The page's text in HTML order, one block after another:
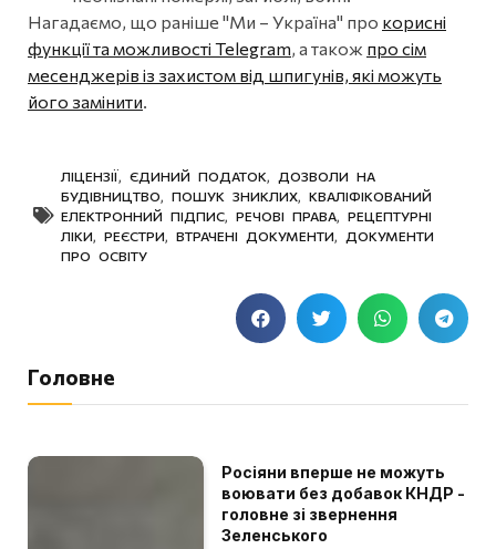
Нагадаємо, що раніше "Ми – Україна" про корисні
функції та можливості Telegram, а також про сім
месенджерів із захистом від шпигунів, які можуть
його замінити
ЛІЦЕНЗІЇ ЄДИНИЙ ПОДАТОК
ДОЗВОЛИ НА
БУДІВНИЦТВО
ПОШУК ЗНИКЛИХ
КВАЛІФІКОВАНИЙ
ЕЛЕКТРОННИЙ ПІДПИС
РЕЧОВІ ПРАВА
РЕЦЕПТУРНІ
ЛІКИ
РЕЄСТРИ ВТРАЧЕНІ ДОКУМЕНТИ
ДОКУМЕНТИ
ПРО ОСВІТУ
Головне
Росіяни вперше не можуть
воювати без добавок КНДР -
головне зі звернення
Зеленського